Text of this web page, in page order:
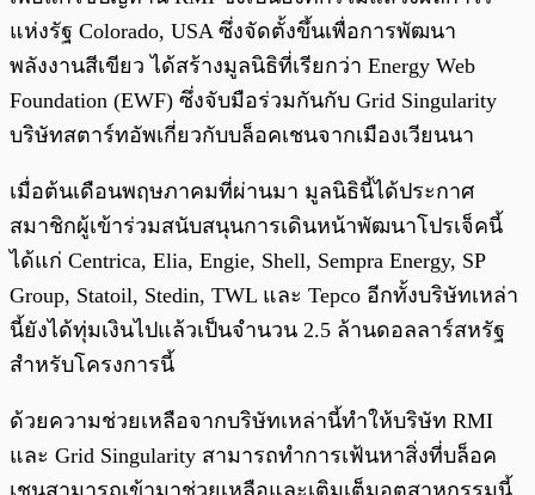
แห่งรัฐ Colorado, USA ซึ่งจัดตั้งขึ้นเพื่อการพัฒนา
พลังงานสีเขียว ได้สร้างมูลนิธิที่เรียกว่า Energy Web
Foundation (EWF) ซึ่งจับมือร่วมกันกับ Grid Singularity
บริษัทสตาร์ทอัพเกี่ยวกับบล็อคเชนจากเมืองเวียนนา
เมื่อต้นเดือนพฤษภาคมที่ผ่านมา มูลนิธินี้ได้ประกาศ
สมาชิกผู้เข้าร่วมสนับสนุนการเดินหน้าพัฒนาโปรเจ็คนี้
ได้แก่ Centrica, Elia, Engie, Shell, Sempra Energy, SP
Group, Statoil, Stedin, TWL และ Tepco อีกทั้งบริษัทเหล่า
นี้ยังได้ทุ่มเงินไปแล้วเป็นจำนวน 2.5 ล้านดอลลาร์สหรัฐ
สำหรับโครงการนี้
ด้วยความช่วยเหลือจากบริษัทเหล่านี้ทำให้บริษัท RMI
และ Grid Singularity สามารถทำการเฟ้นหาสิ่งที่บล็อค